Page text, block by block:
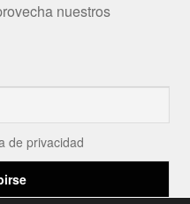
nuestros
de privacidad